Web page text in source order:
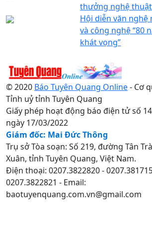
thưởng nghệ
Hội diễn văn nghệ
và công nghệ “80
khát vọng”
© 2020 Báo Tuyên Quang Online- Cơ
Tỉnh uỷ tỉnh Tuyên Quang
Giấy phép hoạt động báo điện tử số
ngày 17/03/2022
Giám đốc: Mai Đức Thông
Trụ sở Tòa soạn: Số 219, đường Tân
Xuân, tỉnh Tuyên Quang, Việt Nam.
Điện thoại: 0207.3822820 -
0207.3822821 - Email:
baotuyenquang.com.vn@gmail.com